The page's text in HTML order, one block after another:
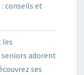
conseils et
les
adorent
ses